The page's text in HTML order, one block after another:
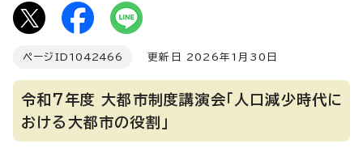
ページID 1042466 更新日 2026年1月30日
令和7年度 大都市制度講演会「人口減少時代に
おける大都市の役割」